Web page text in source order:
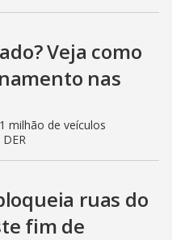
Veja como
nas
milhão de veículos
ruas do
fim de